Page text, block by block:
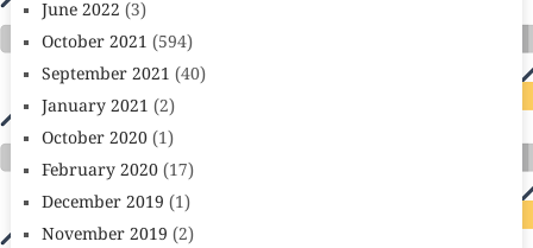
June 2022 (3)
October 2021 (594)
September 2021 (40)
January 2021 (2)
October 2020(1)
February 2020(17)
December 2019 (1)
November 2019 (2)